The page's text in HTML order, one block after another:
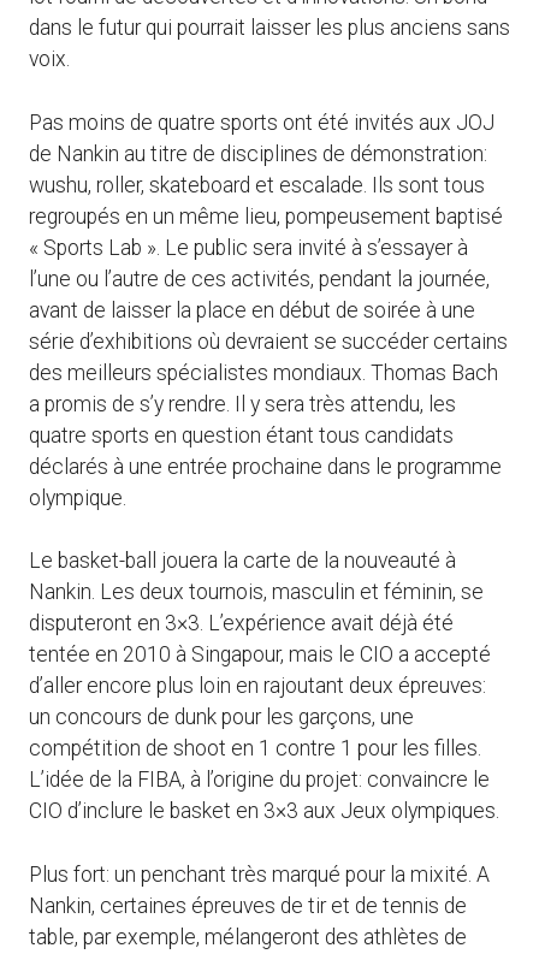
dans le futur qui pourrait laisser les plus anciens sans
voix.
Pas moins de quatre sports ont été invités aux JOJ
de Nankin au titre de disciplines de démonstration:
wushu, roller, skateboard et escalade. Ils sont tous
regroupés en un même lieu, pompeusement baptisé
« Sports Lab ». Le public sera invité à s’essayer à
l’une ou l’autre de ces activités, pendant la journée,
avant de laisser la place en début de soirée à une
série d’exhibitions où devraient se succéder certains
des meilleurs spécialistes mondiaux. Thomas Bach
a promis de s’y rendre. Il y sera très attendu, les
quatre sports en question étant tous candidats
déclarés à une entrée prochaine dans le programme
olympique.
Le basket-ball jouera la carte de la nouveauté à
Nankin. Les deux tournois, masculin et féminin, se
disputeront en 3×3. L’expérience avait déjà été
tentée en 2010 à Singapour, mais le CIO a accepté
d’aller encore plus loin en rajoutant deux épreuves:
un concours de dunk pour les garçons, une
compétition de shoot en 1 contre 1 pour les filles.
L’idée de la FIBA, à l’origine du projet: convaincre le
CIO d’inclure le basket en 3×3 aux Jeux olympiques.
Plus fort: un penchant très marqué pour la mixité. A
Nankin, certaines épreuves de tir et de tennis de
table, par exemple, mélangeront des athlètes de